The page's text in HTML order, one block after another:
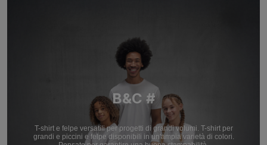
B&C #
T-shirt e felpe versatili per progetti di grandi volumi. T-shirt per
grandi e piccini e felpe disponibili in un'ampia varietà di colori.